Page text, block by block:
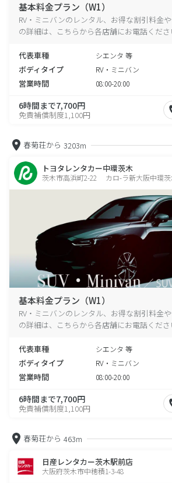
基本料金プラン（W1）
RV・ミニバンのレンタル、お得な割引料金
の詳細は、こちらから各店舗にお電話くださ
代表車種 シエンタ 等
ボディタイプ RV・ミニバン
営業時間 08:00-20:00
6時間まで7,700円
免責補償制度1,100円
春菊荘から 3203m
トヨタレンタカー中環茨木
茨木市高浜町2-22 カロ-ラ新大阪中環茨
基本料金プラン（W1）
RV・ミニバンのレンタル、お得な割引料金
の詳細は、こちらから各店舗にお電話くださ
代表車種 シエンタ 等
ボディタイプ RV・ミニバン
営業時間 08:00-20:00
6時間まで7,700円
免責補償制度1,100円
春菊荘から 463m
日産レンタカー茨木駅前店
大阪府茨木市中穂積1-3-48